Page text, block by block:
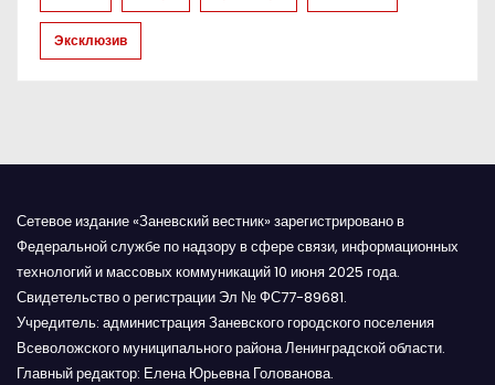
Эксклюзив
Сетевое издание «Заневский вестник» зарегистрировано в
Федеральной службе по надзору в сфере связи, информационных
технологий и массовых коммуникаций 10 июня 2025 года.
Свидетельство о регистрации Эл № ФС77-89681.
Учредитель: администрация Заневского городского поселения
Всеволожского муниципального района Ленинградской области.
Главный редактор: Елена Юрьевна Голованова.